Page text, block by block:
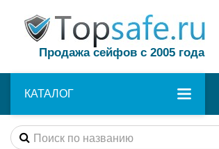
Продажа сейфов с 2005 года
КАТАЛОГ